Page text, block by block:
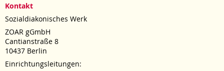
Kontakt
Sozialdiakonisches Werk
ZOAR gGmbH
Cantianstraße 8
10437 Berlin
Einrichtungsleitungen: